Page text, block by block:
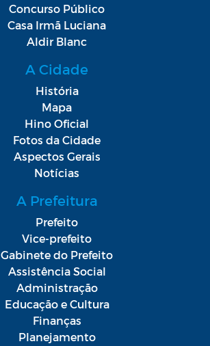
Concurso Público
Casa Irmã Luciana
Aldir Blanc
A Cidade
História
Mapa
Hino Oficial
Fotos da Cidade
Aspectos Gerais
Notícias
A Prefeitura
Prefeito
Vice-prefeito
Gabinete do Prefeito
Assistência Social
Administração
Educação e Cultura
Finanças
Planejamento